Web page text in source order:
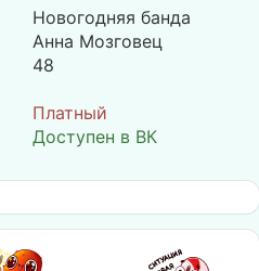
Новогодняя банда
Анна Мозговец
48
Платный
Доступен в ВК